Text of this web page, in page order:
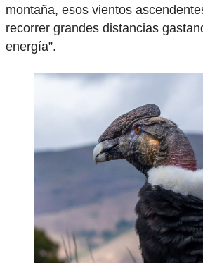
montaña, esos vientos
recorrer grandes distancias
energía”.